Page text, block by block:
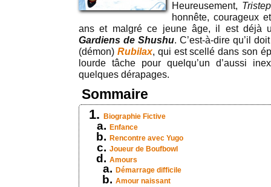
Heureusement,
honnête, courageux
ans et malgré ce jeune âge, il est déjà
Gardiens de Shushu. C’est-à-dire qu’il
(démon) Rubilax, qui est scellé dans son
lourde tâche pour quelqu’un d’aussi
quelques dérapages.
Sommaire
Biographie Fictive
Enfance
Rencontre avec Yugo
Joueur de Boufbowl
Amours
Démarrage difficile
Amour naissant